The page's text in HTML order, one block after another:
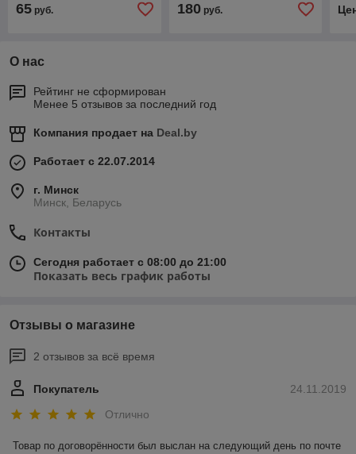
65 руб. 180руб.
О нас
Рейтинг не сформирован
Менее 5 отзывов за последний год
Компания продает на Deal.by
Работает с 22.07.2014
г. Минск
Минск, Беларусь
Контакты
Сегодня работает с 08:00 до 21:00
Показать весь график работы
Отзывы о магазине
2 отзывов за всё время
24.11.2019
Покупатель
Отлично
Товар по договорённости был выслан на следующий день по почте